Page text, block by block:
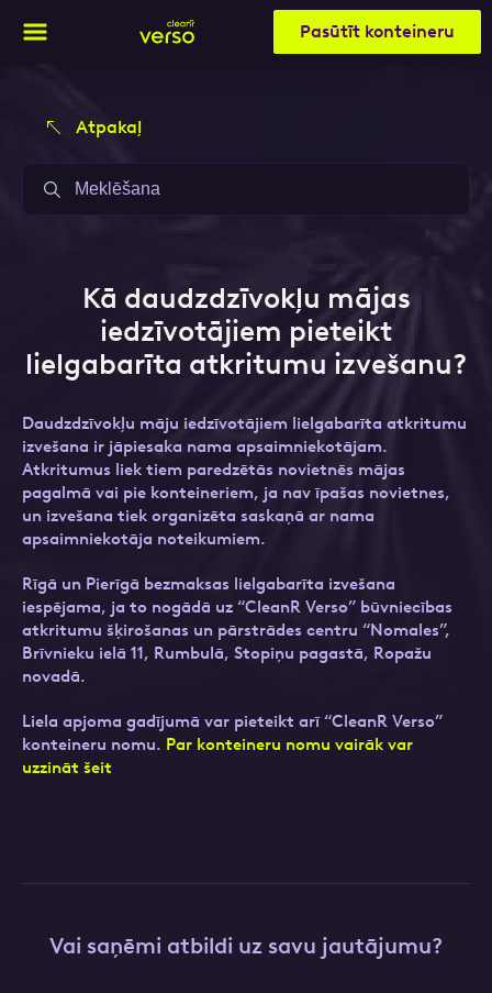
Pasūtīt konteineru
Atpakaļ
Kā daudzdzīvokļu mājas
iedzīvotājiem pieteikt
lielgabarīta atkritumu izvešanu?
Daudzdzīvokļu māju iedzīvotājiem lielgabarīta atkritumu
izvešana ir jāpiesaka nama apsaimniekotājam.
Atkritumus liek tiem paredzētās novietnēs mājas
pagalmā vai pie konteineriem, ja nav īpašas novietnes,
un izvešana tiek organizēta saskaņā ar nama
apsaimniekotāja noteikumiem.
Rīgā un Pierīgā bezmaksas lielgabarīta izvešana
iespējama, ja to nogādā uz “CleanR Verso” būvniecības
atkritumu šķirošanas un pārstrādes centru “Nomales”,
Brīvnieku ielā 11, Rumbulā, Stopiņu pagastā, Ropažu
novadā.
Liela apjoma gadījumā var pieteikt arī “CleanR Verso”
konteineru nomu. Par konteineru nomu vairāk var
uzzināt šeit
Vai saņēmi atbildi uz savu jautājumu?
Aizpildi pieteikuma formu un mēs ar tevi
sazināsimies
E-pasts
Kontakttālrunis
Ziņa
Aizpildi pieteikuma formu un mēs ar tevi
sazināsimies
E-pasts
Kontakttālrunis
Ziņa